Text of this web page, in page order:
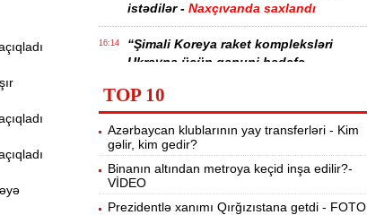
istədilər - Naxçıvanda saxlandı
16:14
“Şimali Koreya raket kompleksləri
Ukrayna üçün qanuni hədəfə
16:00
Metroya və universitetlərə yaxın ev
axtaranların diqqətinə:Kirayə
bazarında son vəziyyət
15:44
Keçmiş Rusiya və Avropa rəsmiləri
Ukrayna ilə bağlı gizli görüş keçirib -
TOP 10
Azərbaycan klublarının yay transferləri - Kim
gəlir, kim gedir?
Binanın altından metroya keçid inşa edilir?-
VİDEO
Prezidentlə xanımı Qırğızıstana getdi - FOTO